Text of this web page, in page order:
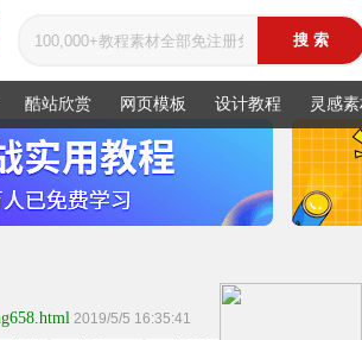
酷站欣赏 网页模板 设计教程 灵感
2019/5/5 16:35:41